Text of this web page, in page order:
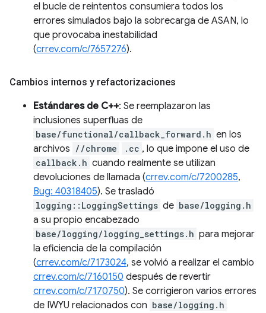
el bucle de reintentos consumiera todos los
errores simulados bajo la sobrecarga de ASAN, lo
que provocaba inestabilidad
(crrev.com/c/7657276).
Cambios internos y refactorizaciones
Estándares de C++: Se reemplazaron las
inclusiones superfluas de
base/functional/callback_forward.h en los
archivos //chrome .cc , lo que impone el uso de
callback.h cuando realmente se utilizan
devoluciones de llamada (crrev.com/c/7200285,
Bug: 40318405). Se trasladó
logging::LoggingSettings de base/logging.h
a su propio encabezado
base/logging/logging_settings.h para mejorar
la eficiencia de la compilación
(crrev.com/c/7173024, se volvió a realizar el cambio
crrev.com/c/7160150 después de revertir
crrev.com/c/7170750). Se corrigieron varios errores
de IWYU relacionados con base/logging.h